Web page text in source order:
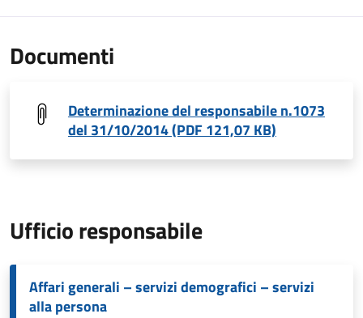
Documenti
Determinazione del responsabile n.1073
del 31/10/2014 (PDF 121,07 KB)
Ufficio responsabile
Affari generali – servizi demografici – servizi
alla persona